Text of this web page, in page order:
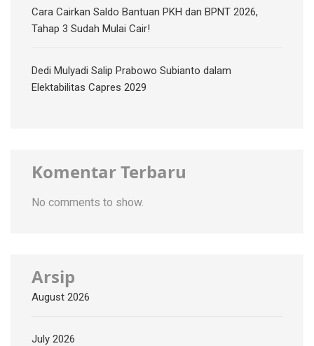
Cara Cairkan Saldo Bantuan PKH dan BPNT 2026,
Tahap 3 Sudah Mulai Cair!
Dedi Mulyadi Salip Prabowo Subianto dalam
Elektabilitas Capres 2029
Komentar Terbaru
No comments to show.
Arsip
August 2026
July 2026